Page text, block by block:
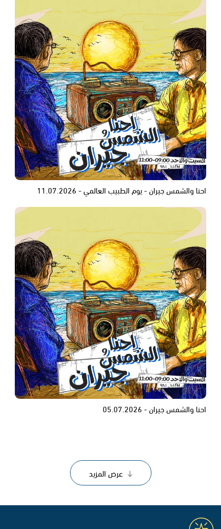
احنا والشمس جيران - يوم الطبيب العالمي - 11.07.2026
احنا والشمس جيران - 05.07.2026
عرض المزيد